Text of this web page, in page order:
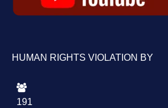
HUMAN RIGHTS VIOLATION
191